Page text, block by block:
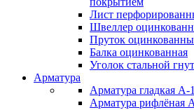
Лист
Швеллер
Пруток
Балка оцинкованная
Уголок стальной
Арматура
Арматура гладкая А-1
Арматура рифлёная